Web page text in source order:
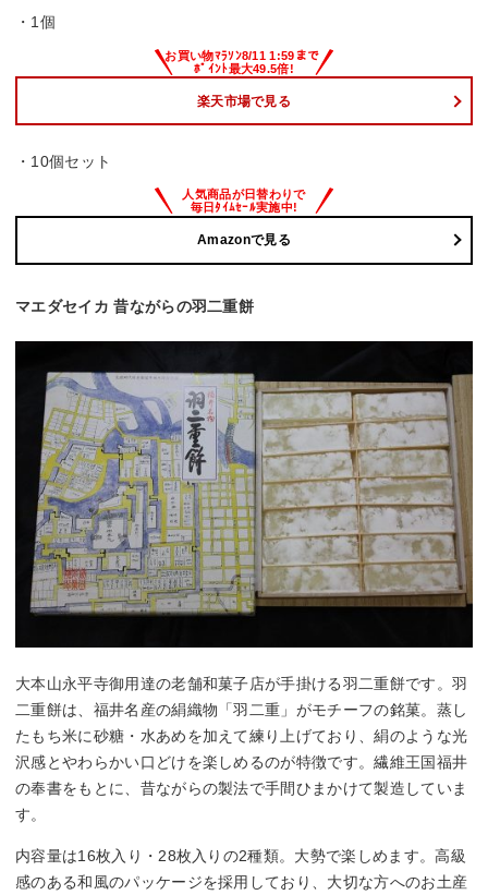
・1個
楽天市場で見る
・10個セット
Amazonで見る
マエダセイカ 昔ながらの羽二重餅
大本山永平寺御用達の老舗和菓子店が手掛ける羽二重餅です。羽
二重餅は、福井名産の絹織物「羽二重」がモチーフの銘菓。蒸し
たもち米に砂糖・水あめを加えて練り上げており、絹のような光
沢感とやわらかい口どけを楽しめるのが特徴です。繊維王国福井
の奉書をもとに、昔ながらの製法で手間ひまかけて製造していま
す。
内容量は16枚入り・28枚入りの2種類。大勢で楽しめます。高級
感のある和風のパッケージを採用しており、大切な方へのお土産